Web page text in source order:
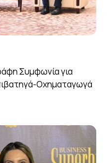
Συμφωνία για
Οχηματαγωγά